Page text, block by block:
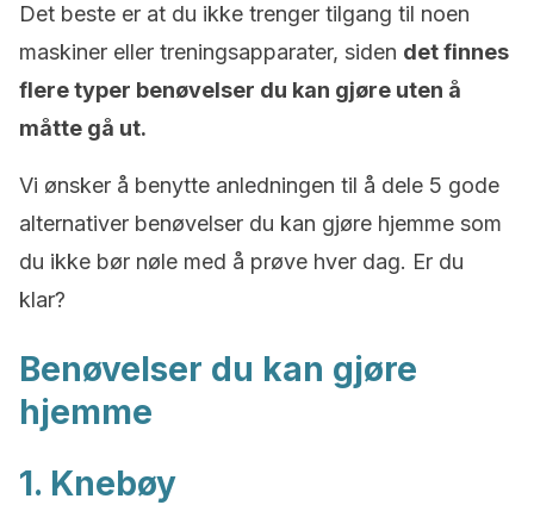
Det beste er at du ikke trenger tilgang til noen
maskiner eller treningsapparater, siden det finnes
flere typer benøvelser du kan gjøre uten å
måtte gå ut.
Vi ønsker å benytte anledningen til å dele 5 gode
alternativer benøvelser du kan gjøre hjemme som
du ikke bør nøle med å prøve hver dag. Er du
klar?
Benøvelser du kan gjøre
hjemme
1. Knebøy